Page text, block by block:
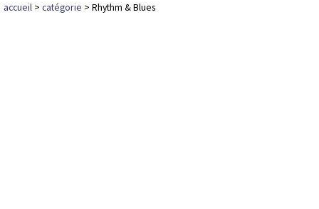
accueil > catégorie > Rhythm & Blues